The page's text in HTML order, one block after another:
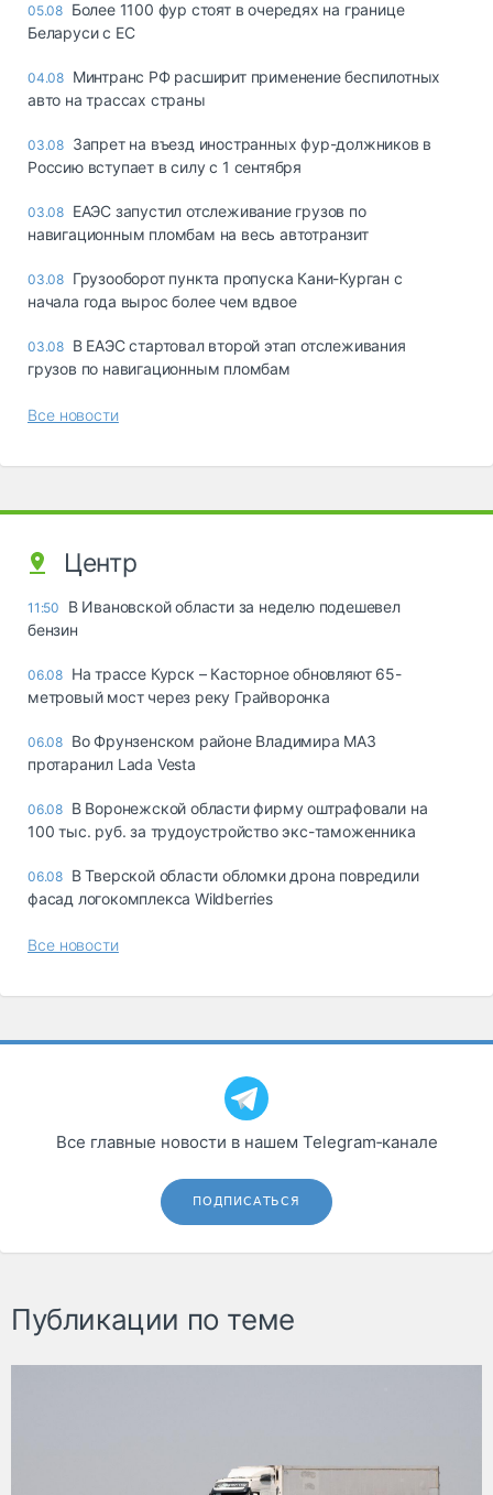
05.08 Более 1100 фур стоят в очередях на границе
Беларуси с ЕС
04.08 Минтранс РФ расширит применение беспилотных
авто на трассах страны
03.08 Запрет на въезд иностранных фур-должников в
Россию вступает в силу с 1 сентября
03.08 ЕАЭС запустил отслеживание грузов по
навигационным пломбам на весь автотранзит
03.08 Грузооборот пункта пропуска Кани-Курган с
начала года вырос более чем вдвое
03.08 В ЕАЭС стартовал второй этап отслеживания
грузов по навигационным пломбам
Все новости
Центр
11:50
В Ивановской области за неделю подешевел
бензин
06.08 На трассе Курск – Касторное обновляют 65-
метровый мост через реку Грайворонка
06.08 Во Фрунзенском районе Владимира МАЗ
протаранил Lada Vesta
06.08 В Воронежской области фирму оштрафовали на
100 тыс. руб. за трудоустройство экс-таможенника
06.08 В Тверской области обломки дрона повредили
фасад логокомплекса Wildberries
Все новости
Все главные новости в нашем Telegram‑канале
ПОДПИСАТЬСЯ
Публикации по теме